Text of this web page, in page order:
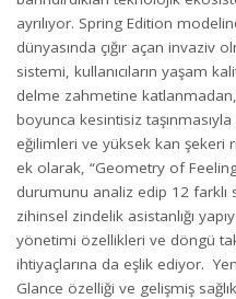
ayrılıyor. Spring Edition
dünyasında çığır açan invaziv
sistemi, kullanıcıların yaşam
delme zahmetine
boyunca kesintisiz
eğilimleri ve yüksek kan şekeri
ek olarak, “Geometry of
durumunu analiz edip 12 farklı
zihinsel zindelik asistanlığı
yönetimi özellikleri ve döngü
ihtiyaçlarına da eşlik ediyor.
Glance özelliği ve gelişmiş